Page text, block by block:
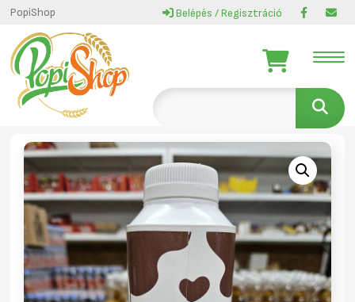
PopiShop Belépés / Regisztráció